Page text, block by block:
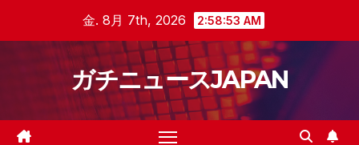
金. 8月 7th, 2026 2:58:53 AM
ガチニュースJAPAN